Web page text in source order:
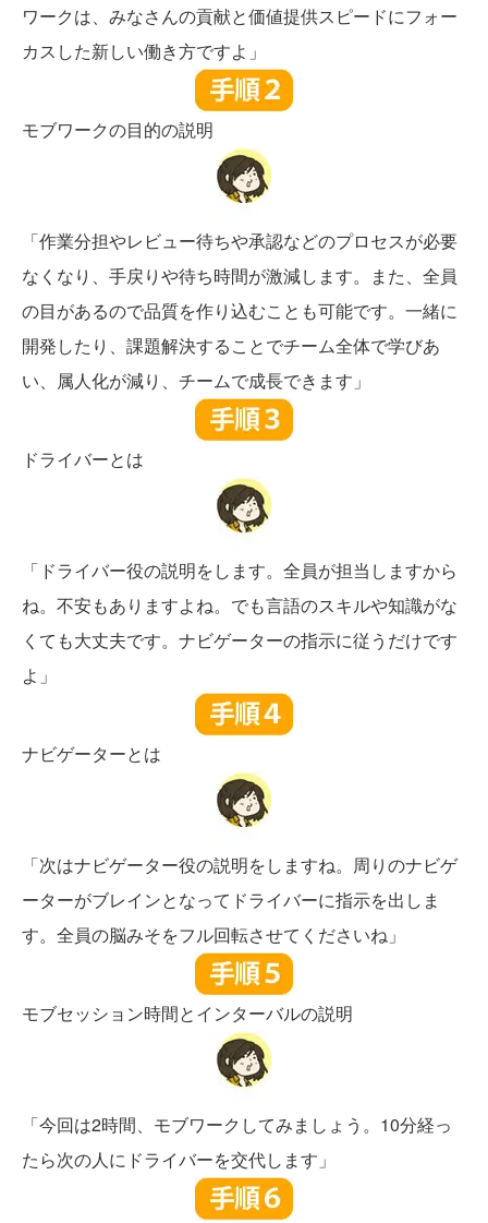
ワークは、みなさんの貢献と価値提供スピードにフォー
カスした新しい働き方ですよ」
モブワークの目的の説明
「作業分担やレビュー待ちや承認などのプロセスが必要
なくなり、手戻りや待ち時間が激減します。また、全員
の目があるので品質を作り込むことも可能です。一緒に
開発したり、課題解決することでチーム全体で学びあ
い、属人化が減り、チームで成長できます」
ドライバーとは
「ドライバー役の説明をします。全員が担当しますから
ね。不安もありますよね。でも言語のスキルや知識がな
くても大丈夫です。ナビゲーターの指示に従うだけです
よ」
ナビゲーターとは
「次はナビゲーター役の説明をしますね。周りのナビゲ
ーターがブレインとなってドライバーに指示を出しま
す。全員の脳みそをフル回転させてくださいね」
モブセッション時間とインターバルの説明
「今回は2時間、モブワークしてみましょう。10分経っ
たら次の人にドライバーを交代します」